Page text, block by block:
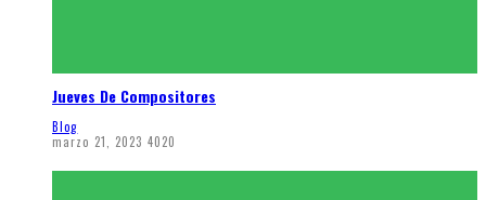
Jueves De Compositores
Blog
marzo 21, 2023 4020